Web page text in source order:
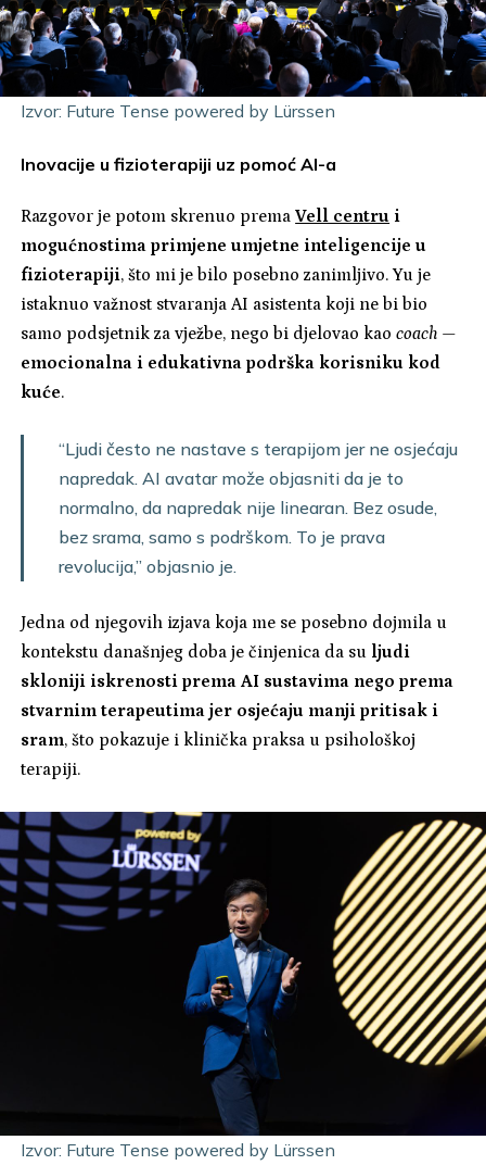
Izvor: Future Tense powered by Lürssen
Inovacije u fizioterapiji uz pomoć AI-a
Razgovor je potom skrenuo premaVell centru i
mogućnostima primjene umjetne inteligencije u
fizioterapiji, što mi je bilo posebno zanimljivo. Yu je
istaknuo važnost stvaranja AI asistenta koji ne bi bio
samo podsjetnik za vježbe, nego bi djelovao kaocoach —
emocionalna i edukativna podrška korisniku kod
kuće.
“Ljudi često ne nastave s terapijom jer ne osjećaju
napredak. AI avatar može objasniti da je to
normalno, da napredak nije linearan. Bez osude,
bez srama, samo s podrškom. To je prava
revolucija,” objasnio je.
Jedna od njegovih izjava koja me se posebno dojmila u
kontekstu današnjeg doba je činjenica da su ljudi
skloniji iskrenosti prema AI sustavima nego prema
stvarnim terapeutima jer osjećaju manji pritisak i
sram, što pokazuje i klinička praksa u psihološkoj
terapiji.
Izvor: Future Tense powered by Lürssen